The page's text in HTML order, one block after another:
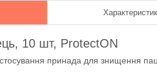
10 шт, ProtectON
принада для знищення